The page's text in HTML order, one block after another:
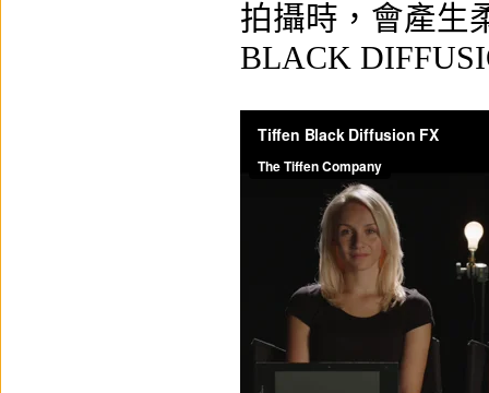
拍攝時，會產生
BLACK